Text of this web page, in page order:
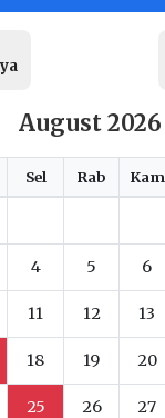
August 2026
Sel Rab Kam
4 5 6
11 12 13
18 19 20
25 26 27